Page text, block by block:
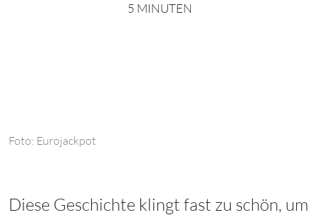
5 MINUTEN
Foto: Eurojackpot
Diese Geschichte klingt fast zu schön, um